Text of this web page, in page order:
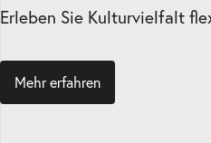
Erleben Sie Kulturvielfalt
Mehr erfahren